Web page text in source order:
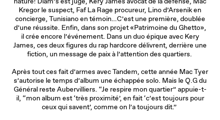
Kregor le suspect, Faf La Rage procureur, Lino d’Arsenik en
concierge, Tunisiano en témoin…C’est une première, doublée
d’une réussite. Enfin, dans son projet «Patrimoine du Ghetto»,
il crée encore l’événement. Dans un duo épique avec Kery
James, ces deux figures du rap hardcore délivrent, derrière une
fiction, un message de paix à l’attention des quartiers.
Après tout ces fait d’armes avec Tandem, cette année Mac Tyer
s’autorise le temps d’album une échappée solo. Mais le Q.G du
Général reste Aubervilliers. “Je respire mon quartier” appuie-t-
il, “mon album est ‘très proximité’, en fait ‘c’est toujours pour
ceux qui savent’, comme on l’a toujours dit.”